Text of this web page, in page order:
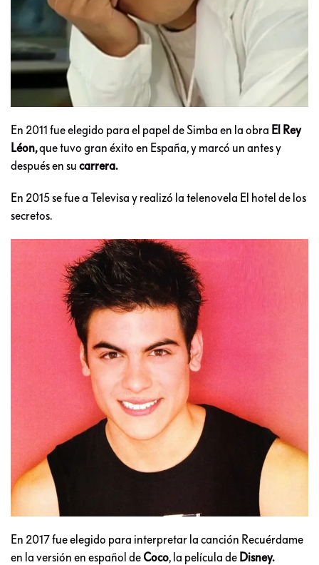
En 2011 fue elegido para el papel de Simba en la obra El Rey
Léon,que tuvo gran éxito en España, y marcó un antes y
después en su carrera.
En 2015 se fue a Televisa y realizó la telenovela El hotel de los
secretos.
En 2017 fue elegido para interpretar la canción Recuérdame
en la versión en español de Coco, la película de Disney.